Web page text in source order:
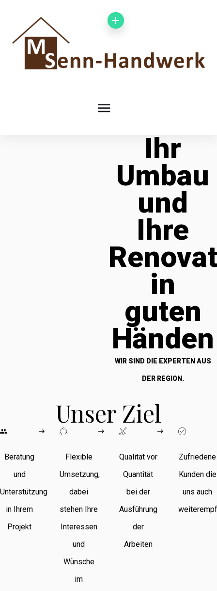
Ihr
Umbau
und
Ihre
in
guten
Händen
WIR SIND DIE EXPERTEN AUS
DER REGION.
Unser Ziel
Beratung
und
Unterstützung
in Ihrem
Projekt
Flexible
Umsetzung;
dabei
stehen Ihre
Interessen
und
Wünsche
im
Qualität vor
Quantität
bei der
Ausführung
der
Arbeiten
Zufriedene
Kunden die
uns auch